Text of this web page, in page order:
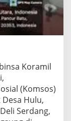
Koramil
(Komsos)
Hulu,
Serdang,